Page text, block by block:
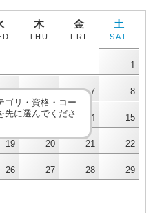
木
THU
金
FRI
土
SAT
1
5 6 7 8
12 13 14 15
19 20 21 22
26 27 28 29
ゴリ・資格・コー
先に選んでくださ